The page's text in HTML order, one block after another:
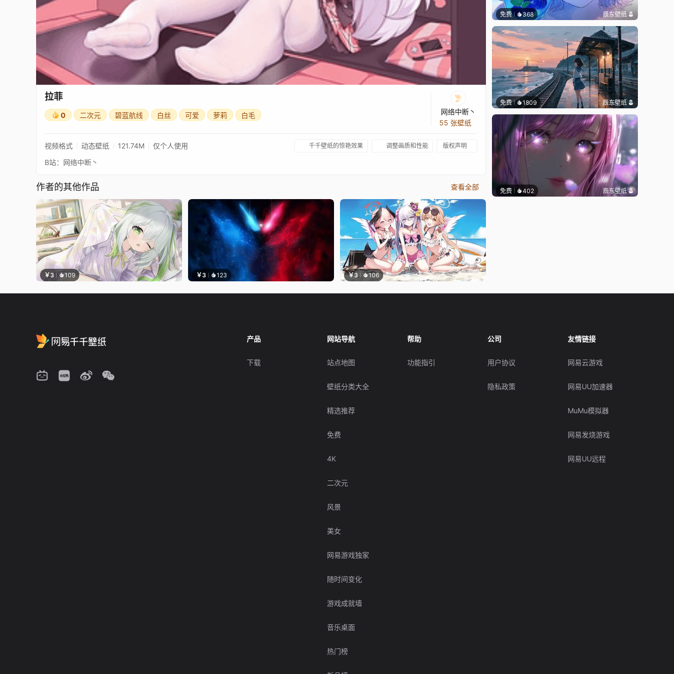
拉菲
0 二次元 碧蓝航线 白丝 可爱 萝莉 白毛
网络中断丶
55 张壁纸
视频格式 动态壁纸 121.74M 仅个人使用 千千壁纸的惊艳效果 调整画质和性能 版权声明
B站：网络中断丶
作者的其他作品 查看全部
￥3 109 ￥3 123 ￥3 106
免费 368 辰东壁纸
免费 1809 辰东壁纸
免费 402 辰东壁纸
产品
下载
网站导航
站点地图
壁纸分类大全
精选推荐
免费
4K
二次元
风景
美女
网易游戏独家
随时间变化
游戏成就墙
音乐桌面
热门榜
帮助
功能指引
公司
用户协议
隐私政策
友情链接
网易云游戏
网易UU加速器
MuMu模拟器
网易发烧游戏
网易UU远程